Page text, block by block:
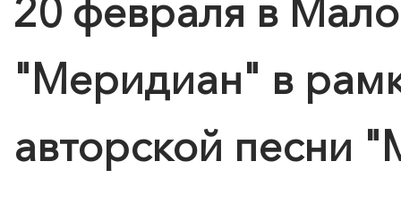
20 февраля в
"Меридиан" в
авторской песни "